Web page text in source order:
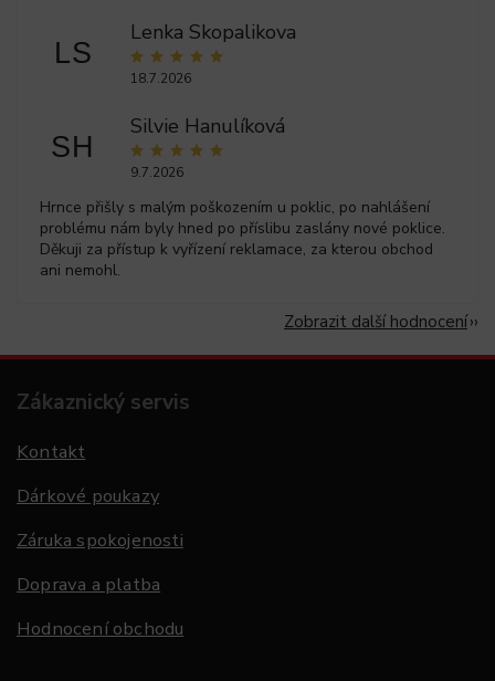
LS
Lenka Skopalikova
18.7.2026
SH
Silvie Hanulíková
9.7.2026
Hrnce přišly s malým poškozením u poklic, po nahlášení
problému nám byly hned po příslibu zaslány nové poklice.
Děkuji za přístup k vyřízení reklamace, za kterou obchod
ani nemohl.
Zobrazit další hodnocení
Zákaznický servis
Kontakt
Dárkové poukazy
Záruka spokojenosti
Doprava a platba
Hodnocení obchodu